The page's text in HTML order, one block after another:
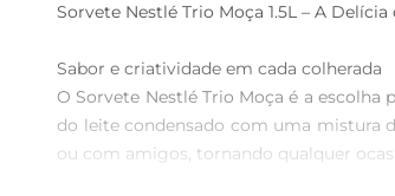
Sorvete Nestlé Trio Moça 1.5L – A
Sabor e criatividade em cada colherada
O Sorvete Nestlé Trio Moça é a
do leite condensado com uma mistura
ou com amigos, tornando qualquer